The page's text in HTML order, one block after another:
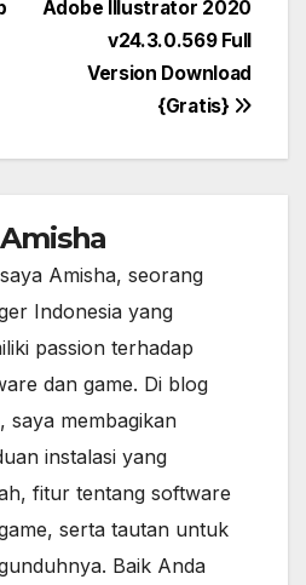
Adobe Illustrator 2020
v24.3.0.569 Full
Version Download
{Gratis}
Amisha
Amisha, seorang
Indonesia yang
passion terhadap
dan game. Di blog
saya membagikan
instalasi yang
fitur tentang software
serta tautan untuk
Baik Anda